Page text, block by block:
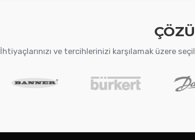
İhtiyaçlarınızı ve tercihlerinizi karşılamak üzere